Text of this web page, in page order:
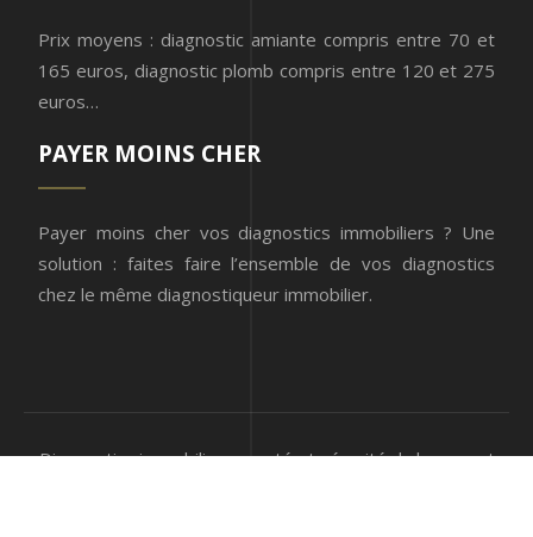
Prix moyens : diagnostic amiante compris entre 70 et
165 euros, diagnostic plomb compris entre 120 et 275
euros…
PAYER MOINS CHER
Payer moins cher vos diagnostics immobiliers ? Une
solution : faites faire l’ensemble de vos diagnostics
chez le même diagnostiqueur immobilier.
Diagnostics immobiliers : santé et sécurité du logement